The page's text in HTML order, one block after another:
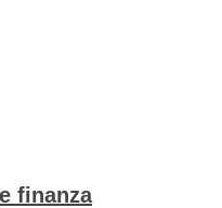
finanza